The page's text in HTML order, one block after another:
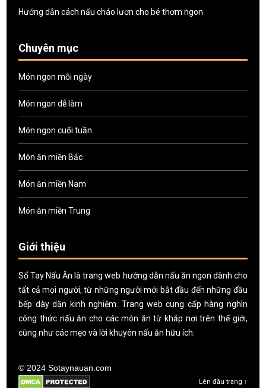
Hướng dẫn cách nấu cháo lươn cho bé thơm ngon
Chuyên mục
Món ngon mỗi ngày
Món ngon dễ làm
Món ngon cuối tuần
Món ăn miền Bắc
Món ăn miền Nam
Món ăn miền Trung
Giới thiệu
Sổ Tay Nấu Ăn là trang web hướng dẫn nấu ăn ngon dành cho
tất cả mọi người, từ những người mới bắt đầu đến những đầu
bếp dày dặn kinh nghiệm. Trang web cung cấp hàng nghìn
công thức nấu ăn cho các món ăn từ khắp nơi trên thế giới,
cũng như các mẹo và lời khuyên nấu ăn hữu ích.
© 2024 Sotaynauan.com
Lên đầu trang ↑